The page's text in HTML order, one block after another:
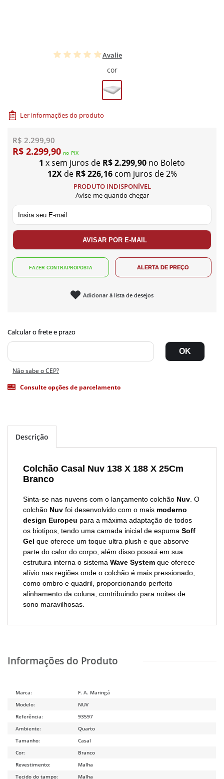
Avalie
cor
Ler informações do produto
R$ 2.299,90
R$ 2.299,90 no PIX
1 x sem juros de R$ 2.299,90 no Boleto
12Xde R$ 226,16 com juros de 2%
PRODUTO INDISPONÍVEL
Avise-me quando chegar
Adicionar à lista de desejos
Não sabe o CEP?
Consulte opções de parcelamento
Descrição
Colchão Casal Nuv 138 X 188 X 25Cm
Branco
Sinta-se nas nuvens com o lançamento colchão Nuv . O
colchão Nuvfoi desenvolvido com o mais moderno
design Europeu para a máxima adaptação de todos
os biotipos, tendo uma camada inicial de espuma Soff
Gel que oferece um toque ultra plush e que absorve
parte do calor do corpo, além disso possui em sua
estrutura interna o sistemaWave System que oferece
alívio nas regiões onde o colchão é mais pressionado,
como ombro e quadril, proporcionando perfeito
alinhamento da coluna, contribuindo para noites de
sono maravilhosas.
Marca:
F. A. Maringá
Modelo:
NUV
Referência:
93597
Ambiente:
Quarto
Tamanho:
Casal
Cor:
Branco
Revestimento:
Malha
Tecido do tampo:
Malha